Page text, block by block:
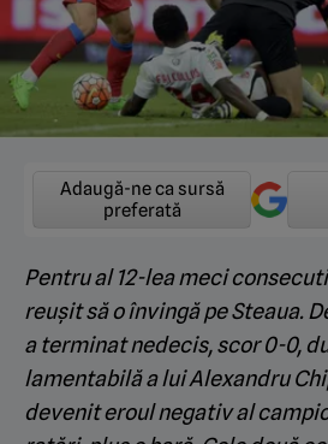
Adaugă-ne ca sursă
preferată
Pentru al 12-lea meci
reușit să o învingă peSteaua.
a terminat nedecis, scor 0-0,
lamentabilă a lui Alexandru
devenit eroul negativ al